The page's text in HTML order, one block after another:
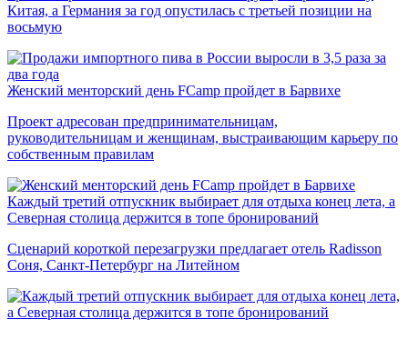
Китая, а Германия за год опустилась с третьей позиции на
восьмую
Женский менторский день FCamp пройдет в Барвихе
Проект адресован предпринимательницам,
руководительницам и женщинам, выстраивающим карьеру по
собственным правилам
Каждый третий отпускник выбирает для отдыха конец лета, а
Северная столица держится в топе бронирований
Сценарий короткой перезагрузки предлагает отель Radisson
Соня, Санкт-Петербург на Литейном